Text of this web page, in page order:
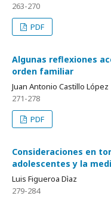
263-270
PDF
Algunas reflexiones
orden familiar
Juan Antonio Castillo López
271-278
PDF
Consideraciones en
adolescentes y la
Luis Figueroa Dìaz
279-284